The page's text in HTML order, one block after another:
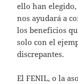
ello han
nos ayudará a
los beneficios
solo con el
discrepantes.
El FENIL, o la